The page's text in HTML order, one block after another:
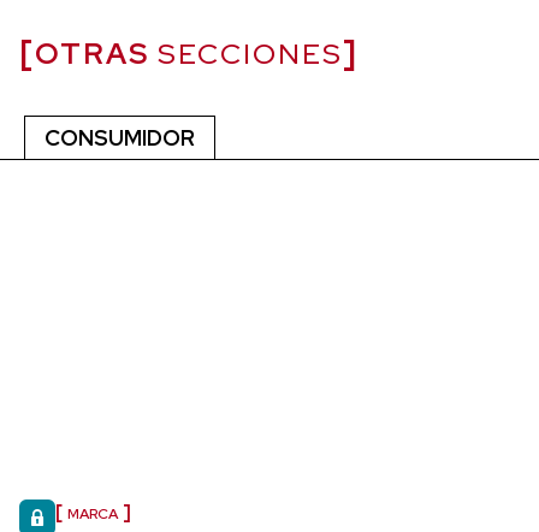
OTRAS SECCIONES
CONSUMIDOR
MARCA